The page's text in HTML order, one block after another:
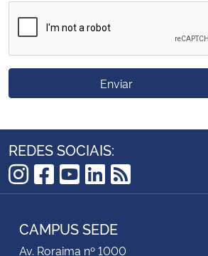
Enviar
REDES SOCIAIS:
Instagram
Facebook
YouTube
LinkedIn
RSS
CAMPUS SEDE
Av. Roraima nº 1000